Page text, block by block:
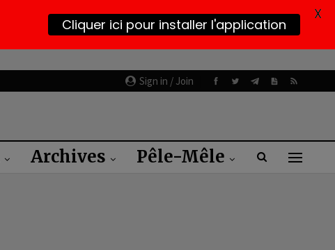
Sign in / Join
Archives Pêle-Mêle
Cliquer ici pour installer l'application X